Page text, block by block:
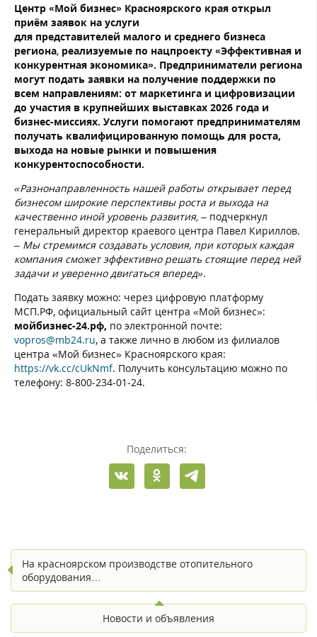
Центр «Мой бизнес» Красноярского края открыл
приём заявок на услуги
для представителей малого и среднего бизнеса
региона, реализуемые по нацпроекту «Эффективная и
конкурентная экономика». Предприниматели региона
могут подать заявки на получение поддержки по
всем направлениям: от маркетинга и цифровизации
до участия в крупнейших выставках 2026 года и
бизнес-миссиях. Услуги помогают предпринимателям
получать квалифицированную помощь для роста,
выхода на новые рынки и повышения
конкурентоспособности.
«Разнонаправленность нашей работы открывает перед
бизнесом широкие перспективы роста и выхода на
качественно иной уровень развития, – подчеркнул
генеральный директор краевого центра Павел Кириллов.
– Мы стремимся создавать условия, при которых каждая
компания сможет эффективно решать стоящие перед ней
задачи и уверенно двигаться вперед».
Подать заявку можно: через цифровую платформу
МСП.РФ, официальный сайт центра «Мой бизнес»:
мойбизнес-24.рф, по электронной почте:
vopros@mb24.ru, а также лично в любом из филиалов
центра «Мой бизнес» Красноярского края:
https://vk.cc/cUkNmf. Получить консультацию можно по
телефону: 8-800-234-01-24.
Поделиться:
На красноярском производстве отопительного
оборудования…
Новости и объявления